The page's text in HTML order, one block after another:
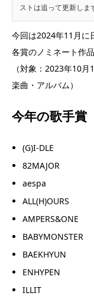
ストは追って更新しま
今回は2024年11月に
各賞のノミネート作
（対象：2023年10
楽曲・アルバム）
今年の歌手賞
(G)I-DLE
82MAJOR
aespa
ALL(H)OURS
AMPERS&ONE
BABYMONSTER
BAEKHYUN
ENHYPEN
ILLIT